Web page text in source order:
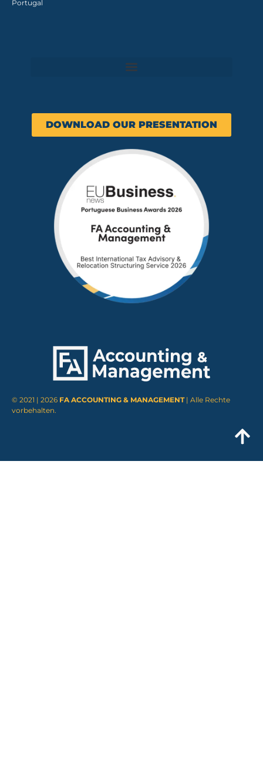
Portugal
DOWNLOAD OUR PRESENTATION
© 2021 | 2026 FA ACCOUNTING & MANAGEMENT| Alle Rechte
vorbehalten.